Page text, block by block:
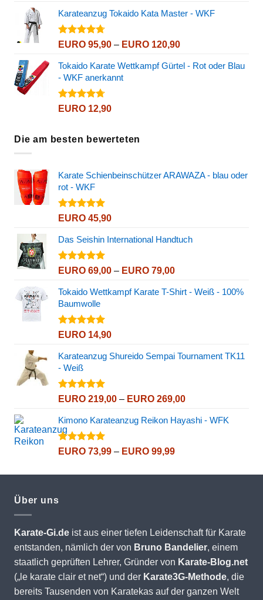
von 5
Karateanzug Tokaido Kata Master - WKF
Bewertet
von 5
EURO95,90 – EURO120,90Preisspanne:
bis
Tokaido Karate Wettkampf Gürtel - Rot oder Blau
- WKF anerkannt
Bewertet
EURO12,90
Die am besten bewerteten
Karate Schienbeinschützer ARAWAZA - blau oder
rot - WKF
Bewertet
von 5
EURO45,90
Das Seishin International Handtuch
Bewertet
von 5
EURO69,00 – EURO79,00Preisspanne:
bis
Tokaido Wettkampf Karate T-Shirt - Weiß - 100%
Baumwolle
Bewertet
von 5
EURO14,90
Karateanzug Shureido Sempai Tournament TK11
- Weiß
Bewertet
von 5
EURO219,00 – EURO269,00Preisspanne:
bis
Kimono Karateanzug Reikon Hayashi - WFK
Bewertet
EURO73,99 – EURO99,99Preisspanne:
bis
Über uns
Karate-Gi.deist aus einer tiefen Leidenschaft für Karate
entstanden, nämlich der von Bruno Bandelier, einem
staatlich geprüften Lehrer, Gründer von Karate-Blog.net
(„le karate clair et net“) und der Karate3G-Methode, die
bereits Tausenden von Karatekas auf der ganzen Welt